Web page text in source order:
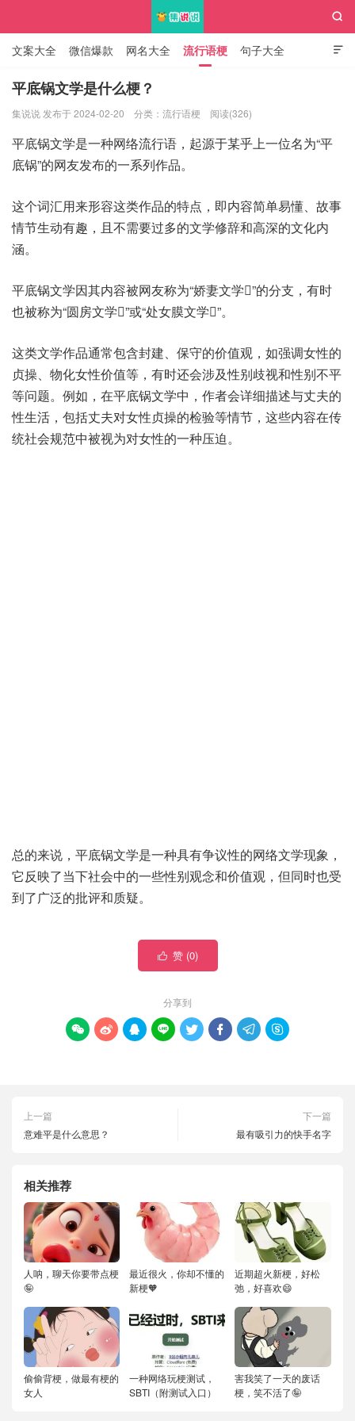

文案大全 微信爆款 网名大全 流行语梗 句子大全
知识大全

平底锅文学是什么梗？
集说说 发布于 2024-02-20 分类： 流行语梗 阅读(326)
平底锅文学是一种网络流行语，起源于某乎上一位名为“平
底锅”的网友发布的一系列作品。
这个词汇用来形容这类作品的特点，即内容简单易懂、故事
情节生动有趣，且不需要过多的文学修辞和高深的文化内
涵。
平底锅文学因其内容被网友称为“娇妻文学”的分支，有时
也被称为“圆房文学”或“处女膜文学”。
这类文学作品通常包含封建、保守的价值观，如强调女性的
贞操、物化女性价值等，有时还会涉及性别歧视和性别不平
等问题。例如，在平底锅文学中，作者会详细描述与丈夫的
性生活，包括丈夫对女性贞操的检验等情节，这些内容在传
统社会规范中被视为对女性的一种压迫。
总的来说，平底锅文学是一种具有争议性的网络文学现象，
它反映了当下社会中的一些性别观念和价值观，但同时也受
到了广泛的批评和质疑。
 赞 (0)
分享到
       
上一篇
意难平是什么意思？
下一篇
最有吸引力的快手名字
相关推荐
人呐，聊天你要带点梗
🤪
最近很火，你却不懂的
新梗🧡
近期超火新梗，好松
弛，好喜欢😄
偷偷背梗，做最有梗的
女人
一种网络玩梗测试，
SBTI（附测试入口）
害我笑了一天的废话
梗，笑不活了🤪